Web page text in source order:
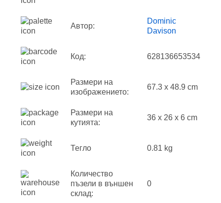
Автор:
Dominic
Davison
Код: 628136653534
Размери на
изображението:
67.3 x 48.9 cm
Размери на
кутията:
36 x 26 x 6 cm
Тегло 0.81 kg
Количество
пъзели в външен
склад:
0